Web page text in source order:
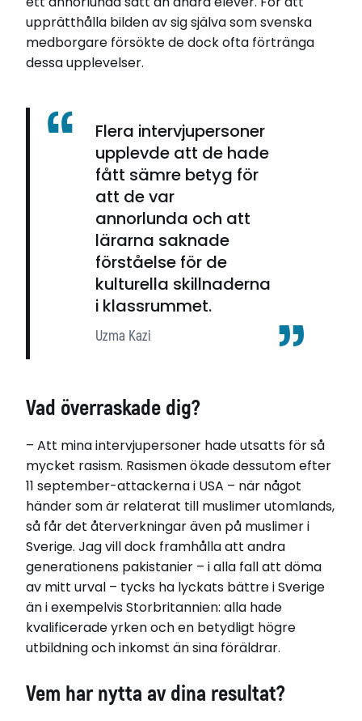
upprätthålla bilden av sig själva som svenska
medborgare försökte de dock ofta förtränga
dessa upplevelser.
Flera intervjupersoner
upplevde att de hade
fått sämre betyg för
att de var
annorlunda och att
lärarna saknade
förståelse för de
kulturella skillnaderna
i klassrummet.
Uzma Kazi
Vad överraskade dig?
– Att mina intervjupersoner hade utsatts för så
mycket rasism. Rasismen ökade dessutom efter
11 september-attackerna i USA – när något
händer som är relaterat till muslimer utomlands,
så får det återverkningar även på muslimer i
Sverige. Jag vill dock framhålla att andra
generationens pakistanier – i alla fall att döma
av mitt urval – tycks ha lyckats bättre i Sverige
än i exempelvis Storbritannien: alla hade
kvalificerade yrken och en betydligt högre
utbildning och inkomst än sina föräldrar.
Vem har nytta av dina resultat?